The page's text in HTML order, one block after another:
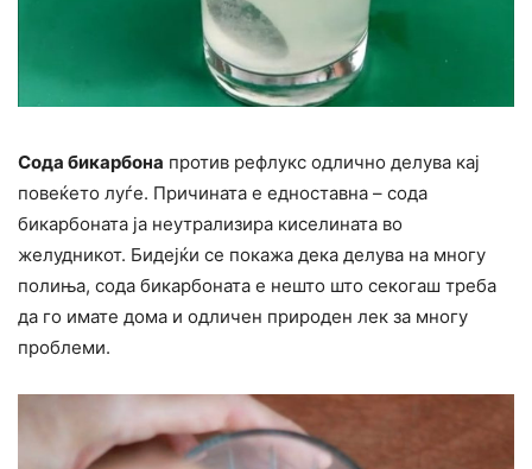
Сода бикарбона против рефлукс одлично делува кај
повеќето луѓе. Причината е едноставна – сода
бикарбоната ја неутрализира киселината во
желудникот. Бидејќи се покажа дека делува на многу
полиња, сода бикарбоната е нешто што секогаш треба
да го имате дома и одличен природен лек за многу
проблеми.